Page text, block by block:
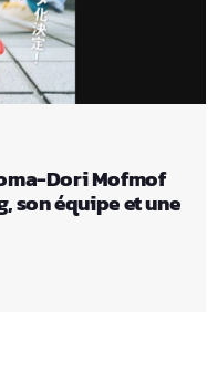
Dori Mofmof
son équipe et une